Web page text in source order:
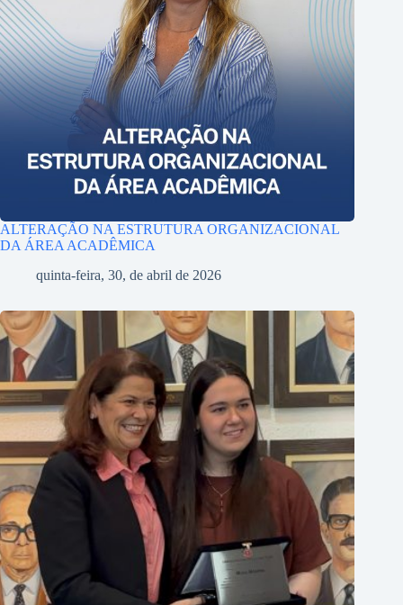
ALTERAÇÃO NA ESTRUTURA ORGANIZACIONAL
DA ÁREA ACADÊMICA
quinta-feira, 30, de abril de 2026